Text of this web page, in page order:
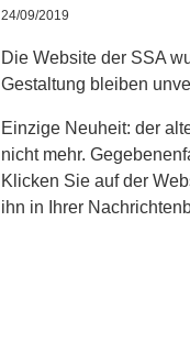
24/09/2019
Die Website der SSA
Gestaltung bleiben
Einzige Neuheit: der
nicht mehr.
Klicken Sie auf der
ihn in Ihrer